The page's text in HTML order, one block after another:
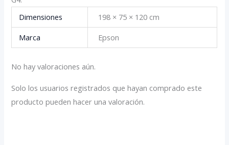
Dimensiones
198 × 75 × 120 cm
Marca
Epson
No hay valoraciones aún.
Solo los usuarios registrados que hayan comprado este
producto pueden hacer una valoración.